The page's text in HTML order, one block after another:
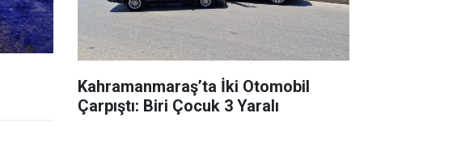
Kahramanmaraş’ta İki Otomobil
Çarpıştı: Biri Çocuk 3 Yaralı